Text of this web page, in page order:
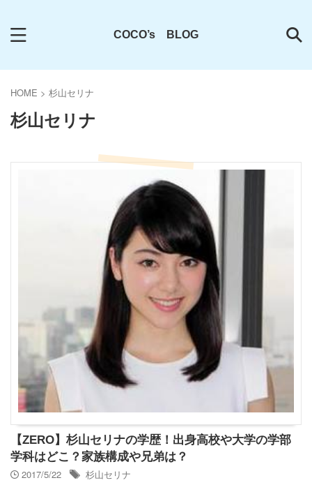
COCO’s BLOG
HOME > 杉山セリナ
杉山セリナ
【ZERO】杉山セリナの学歴！出身高校や大学の学部
学科はどこ？家族構成や兄弟は？
2017/5/22
杉山セリナ